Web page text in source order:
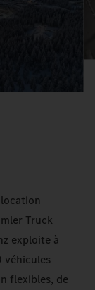
Truck
exploite à
flexibles, de